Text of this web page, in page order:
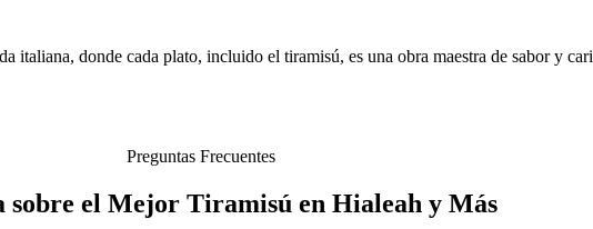
italiana, donde cada plato, incluido el tiramisú, es una obra maestra de sabor y
Preguntas Frecuentes
sobre el Mejor Tiramisú en Hialeah y Más